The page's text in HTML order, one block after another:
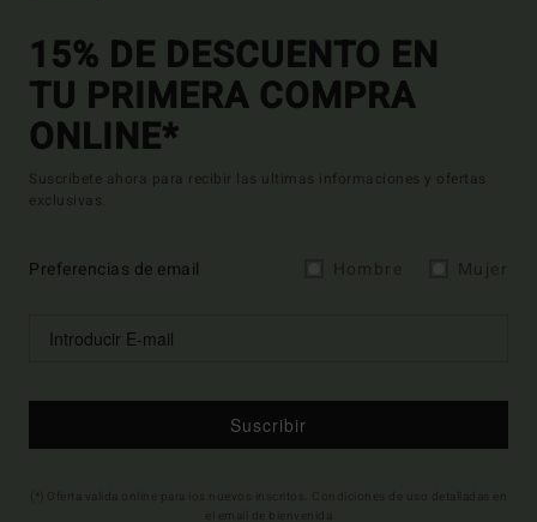
15% DE DESCUENTO EN
TU PRIMERA COMPRA
ONLINE*
Suscríbete ahora para recibir las ultimas informaciones y ofertas
exclusivas.
Preferencias de email
Suscribir